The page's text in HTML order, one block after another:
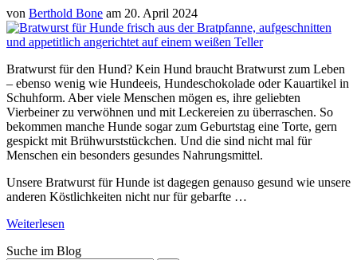
von Berthold Bone am 20. April 2024
Bratwurst für den Hund? Kein Hund braucht Bratwurst zum Leben
– ebenso wenig wie Hundeeis, Hundeschokolade oder Kauartikel in
Schuhform. Aber viele Menschen mögen es, ihre geliebten
Vierbeiner zu verwöhnen und mit Leckereien zu überraschen. So
bekommen manche Hunde sogar zum Geburtstag eine Torte, gern
gespickt mit Brühwurststückchen. Und die sind nicht mal für
Menschen ein besonders gesundes Nahrungsmittel.
Unsere Bratwurst für Hunde ist dagegen genauso gesund wie unsere
anderen Köstlichkeiten nicht nur für gebarfte …
Weiterlesen
Suche im Blog